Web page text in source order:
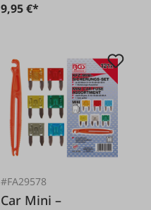
9,95 €*
#FA29578
Car Mini –